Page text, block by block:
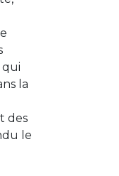
qui
la
des
le